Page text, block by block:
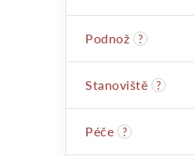
í
p
a
Podnož ?
Stanoviště ?
Péče ?